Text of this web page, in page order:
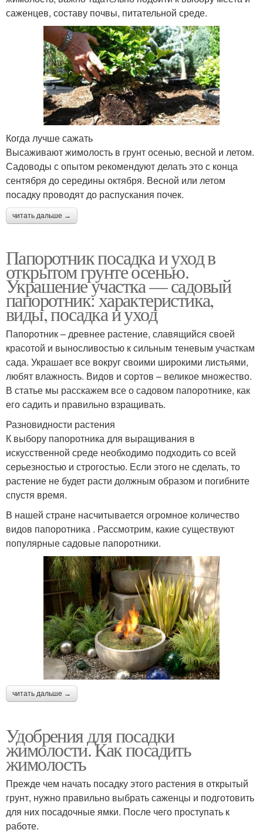
саженцев, составу почвы, питательной среде.
Когда лучше сажать
Высаживают жимолость в грунт осенью, весной и летом.
Садоводы с опытом рекомендуют делать это с конца
сентября до середины октября. Весной или летом
посадку проводят до распускания почек.
читать дальше →
Папоротник посадка и уход в
открытом грунте осенью.
Украшение участка — садовый
папоротник: характеристика,
виды, посадка и уход
Папоротник – древнее растение, славящийся своей
красотой и выносливостью к сильным теневым участкам
сада. Украшает все вокруг своими широкими листьями,
любят влажность. Видов и сортов – великое множество.
В статье мы расскажем все о садовом папоротнике, как
его садить и правильно взращивать.
Разновидности растения
К выбору папоротника для выращивания в
искусственной среде необходимо подходить со всей
серьезностью и строгостью. Если этого не сделать, то
растение не будет расти должным образом и погибните
спустя время.
В нашей стране насчитывается огромное количество
видов папоротника . Рассмотрим, какие существуют
популярные садовые папоротники.
читать дальше →
Удобрения для посадки
жимолости. Как посадить
жимолость
Прежде чем начать посадку этого растения в открытый
грунт, нужно правильно выбрать саженцы и подготовить
для них посадочные ямки. После чего проступать к
работе.